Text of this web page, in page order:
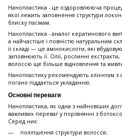
Нанопластика - це оздоровлююча
якої лежить заповнення структури
блиску пасмам.
Нанопластика - аналог кератинового
а найчастіше і повністю натуральним
її складі — це амінокислоти, які
заповнюють її. Олії, рослинні
волоссю ще більше відновлення та
Нанопластику рекомендують клієнтам
погано піддається укладанню.
Основні переваги
Нанопластика, як одна з найновіших
важливих переваг у порівнянні з
Серед них:
поліпшення структури волосся;